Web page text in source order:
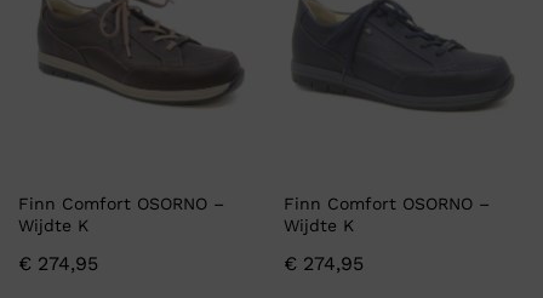
Finn Comfort OSORNO –
Wijdte K
€ 274,95
Finn Comfort OSORNO –
Wijdte K
€ 274,95